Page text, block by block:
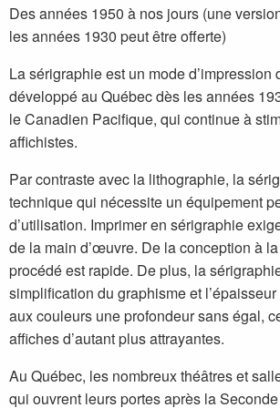
details.
details.
Slide
Slide
details.
Slide
details.
Slide
details.
Slide
details.
Slide
Slide
Slide
Des années 1950 à nos jours (une
les années 1930 peut être offerte)
La sérigraphie est un mode d’impression
développé au Québec dès les années
le Canadien Pacifique, qui continue à
affichistes.
Par contraste avec la lithographie, la
technique qui nécessite un équipement
d’utilisation. Imprimer en sérigraphie
de la main d’œuvre. De la conception à
procédé est rapide. De plus, la
simplification du graphisme et
aux couleurs une profondeur sans égal,
affiches d’autant plus attrayantes.
Au Québec, les nombreux théâtres et
qui ouvrent leurs portes après la